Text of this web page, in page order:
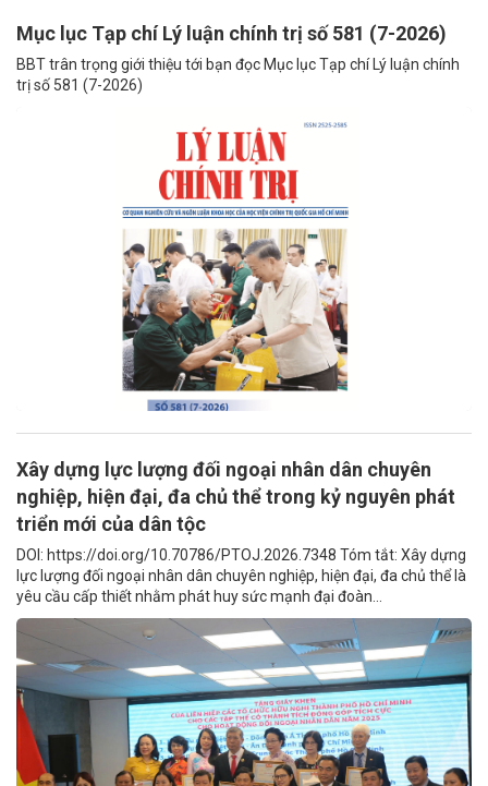
Mục lục Tạp chí Lý luận chính trị số 581 (7-2026)
BBT trân trọng giới thiệu tới bạn đọc Mục lục Tạp chí Lý luận chính
trị số 581 (7-2026)
Xây dựng lực lượng đối ngoại nhân dân chuyên
nghiệp, hiện đại, đa chủ thể trong kỷ nguyên phát
triển mới của dân tộc
DOI: https://doi.org/10.70786/PTOJ.2026.7348 Tóm tắt: Xây dựng
lực lượng đối ngoại nhân dân chuyên nghiệp, hiện đại, đa chủ thể là
yêu cầu cấp thiết nhằm phát huy sức mạnh đại đoàn...